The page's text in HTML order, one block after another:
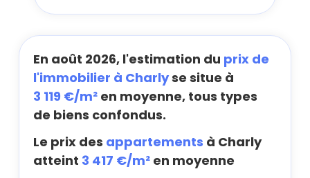
En août 2026, l'estimation du prix de
l'immobilier à Charlyse situe à
3 119 €/m² en moyenne, tous types
de biens confondus.
Le prix des appartements à Charly
atteint 3 417 €/m² en moyenne